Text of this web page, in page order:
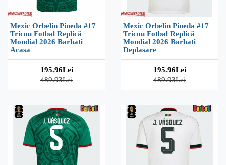
Mexic Orbelin Pineda #17
Tricou Fotbal Replică
Mondial 2026 Barbati
Acasa
195.96Lei
489.93Lei
Mexic Orbelin Pineda #17
Tricou Fotbal Replică
Mondial 2026 Barbati
Deplasare
195.96Lei
489.93Lei